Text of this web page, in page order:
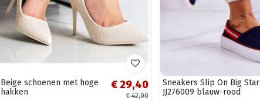
Beige schoenen met hoge
hakken
€ 29,40
€ 42,00
Sneakers Slip On Big Star
JJ276009 blauw-rood